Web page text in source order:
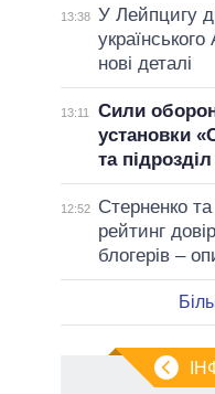
13:38 У Лейпцигу
нові деталі
13:11
Сили
установки
та
12:52
Стерненко
рейтинг
блогерів –